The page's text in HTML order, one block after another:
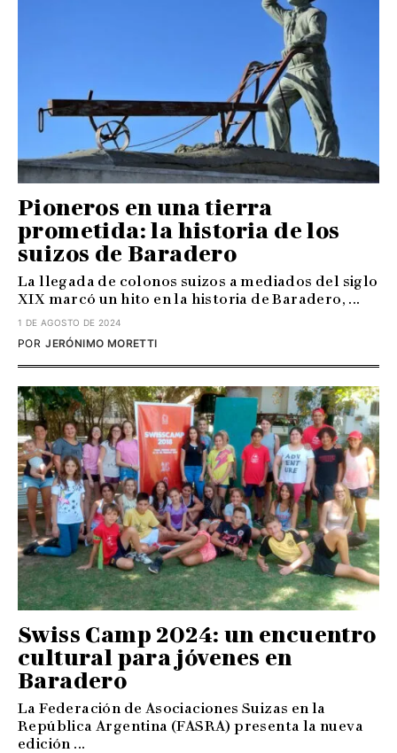
Pioneros en una tierra
prometida: la historia de los
suizos de Baradero
La llegada de colonos suizos a mediados del siglo
XIX marcó un hito en la historia de Baradero, ...
1 DE AGOSTO DE 2024
JERÓNIMO MORETTI
POR
Swiss Camp 2024: un encuentro
cultural para jóvenes en
Baradero
La Federación de Asociaciones Suizas en la
República Argentina (FASRA) presenta la nueva
edición ...